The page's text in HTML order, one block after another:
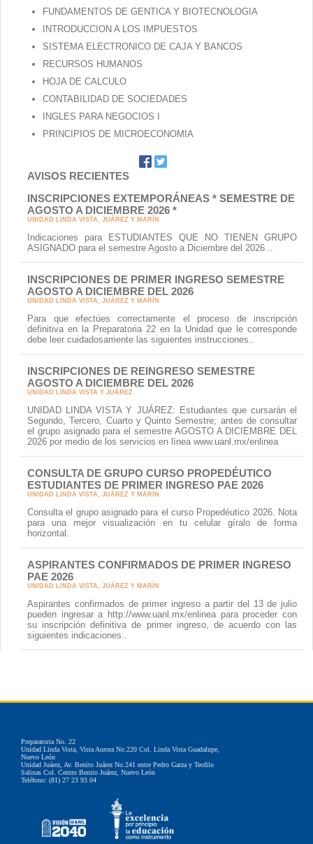
FUNDAMENTOS DE GENTICA Y BIOTECNOLOGIA
INTRODUCCION A LOS IMPUESTOS
SISTEMA ELECTRONICO DE CAJA Y BANCOS
RECURSOS HUMANOS
HOJA DE CALCULO
CONTABILIDAD DE SOCIEDADES
INGLES PARA NEGOCIOS I
PRINCIPIOS DE MICROECONOMIA
AVISOS RECIENTES
INSCRIPCIONES EXTEMPORÁNEAS * SEMESTRE DE
AGOSTO A DICIEMBRE 2026 *
UNIDAD LINDA VISTA, JUÁREZ Y MARÍN
Indicaciones para ESTUDIANTES QUE NO TIENEN GRUPO
ASIGNADO para el semestre Agosto a Diciembre del 2026...
INSCRIPCIONES DE PRIMER INGRESO SEMESTRE
AGOSTO A DICIEMBRE DEL 2026
UNIDAD LINDA VISTA, JUÁREZ Y MARÍN
Para que efectúes correctamente el proceso de inscripción
definitiva en la Preparatoria 22 en la Unidad que le corresponde
debe leer cuidadosamente las siguientes instrucciones..
INSCRIPCIONES DE REINGRESO SEMESTRE
AGOSTO A DICIEMBRE DEL 2026
UNIDAD LINDA VISTA Y JUÁREZ
UNIDAD LINDA VISTA Y JUÁREZ: Estudiantes que cursarán el
Segundo, Tercero, Cuarto y Quinto Semestre; antes de consultar
el grupo asignado para el semestre AGOSTO A DICIEMBRE DEL
2026 por medio de los servicios en línea www.uanl.mx/enlinea
CONSULTA DE GRUPO CURSO PROPEDÉUTICO
ESTUDIANTES DE PRIMER INGRESO PAE 2026
UNIDAD LINDA VISTA, JUÁREZ Y MARÍN
Consulta el grupo asignado para el curso Propedéutico 2026. Nota
para una mejor visualización en tu celular gíralo de forma
horizontal.
ASPIRANTES CONFIRMADOS DE PRIMER INGRESO
PAE 2026
UNIDAD LINDA VISTA, JUÁREZ Y MARÍN
Aspirantes confirmados de primer ingreso a partir del 13 de julio
pueden ingresar a http://www.uanl.mx/enlinea para proceder con
su inscripción definitiva de primer ingreso, de acuerdo con las
siguientes indicaciones..
Preparatoria No. 22
Unidad Linda Vista, Vista Aurora No.220 Col. Linda Vista Guadalupe,
Nuevo León
Unidad Juárez, Av. Benito Juárez No.241 entre Pedro Garza y Teofilo
Salinas Col. Centro Benito Juárez, Nuevo León
Teléfono: (81) 27 23 93 04